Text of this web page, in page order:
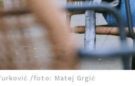
/foto: Matej Grgić